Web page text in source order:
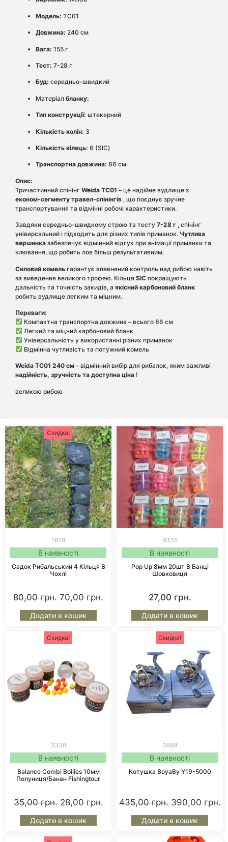
Модель: TC01
Довжина: 240 см
Вага: 155 г
Тест: 7-28 г
Буд: середньо-швидкий
Матеріал бланку:
Тип конструкції: штекерний
Кількість колін: 3
Кількість кілець: 6 (SIC)
Транспортна довжина: 86 см
Опис:
Тричастинний спінінг Weida TC01 – це надійне вудлище з
економ-сегменту травел-спінінгів , що поєднує зручне
транспортування та відмінні робочі характеристики.
Завдяки середньо-швидкому строю та тесту 7-28 г , спінінг
універсальний і підходить для різних типів приманок. Чутлива
вершинка забезпечує відмінний відгук при анімації приманки та
клювання, що робить лов більш результативним.
Силовий комель гарантує впевнений контроль над рибою навіть
за виведення великого трофею. Кільця SIC покращують
дальність та точність закидів, а якісний карбоновий бланк
робить вудлище легким та міцним.
Переваги:
Компактна транспортна довжина – всього 86 см
Легкий та міцний карбоновий бланк
Універсальність у використанні різних приманок
Відмінна чутливість та потужний комель
Weida TC01 240 см – відмінний вибір для рибалок, яким важливі
надійність, зручність та доступна ціна !
великою рибою
Скидка!
1628
В наявності
Садок Рибальський 4 Кільця В
Чохлі
80,00грн. 70,00 грн.
Додати в кошик
9335
В наявності
Pop Up 8мм 20шт В Банці
Шовковиця
27,00 грн.
Додати в кошик
Скидка!
2338
В наявності
Balance Combi Boilies 10мм
Полуниця/Банан Fishingtour
35,00грн. 28,00 грн.
Додати в кошик
Скидка!
3698
В наявності
Котушка BoyaBy Y19-5000
435,00грн. 390,00 грн.
Додати в кошик